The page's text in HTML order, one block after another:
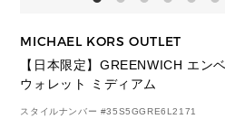
MICHAEL KORS OUTLET
【日本限定】GREENWICH エン
ウォレット ミディアム
スタイルナンバー #35S5GGRE6L2171